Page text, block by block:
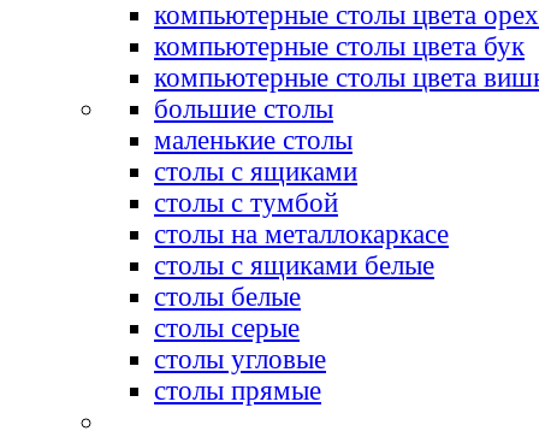
компьютерные столы цвета орех
компьютерные столы цвета бук
компьютерные столы цвета
большие столы
маленькие столы
столы с ящиками
столы с тумбой
столы на металлокаркасе
столы с ящиками белые
столы белые
столы серые
столы угловые
столы прямые